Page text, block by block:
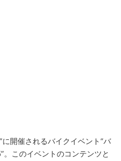
開催されるバイクイベント“バ
このイベントのコンテンツと